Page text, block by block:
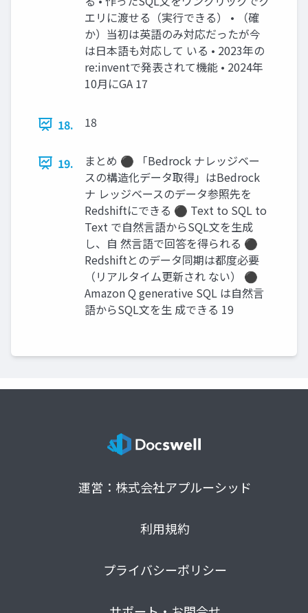
エリに渡せる（実行できる） • （確
か）当初は英語のみ対応だったが今
は日本語も対応して いる • 2023年の
re:inventで発表されて機能 • 2024年
10月にGA 17
18. 18
19.
まとめ ⚫ 「Bedrock ナレッジベー
スの構造化データ取得」はBedrock
ナ レッジベースのデータ参照先を
Redshiftにできる ⚫ Text to SQL to
Text で自然言語からSQL文を生成
し、自 然言語で回答を得られる ⚫
Redshiftとのデータ同期は都度必要
（リアルタイム更新され ない） ⚫
Amazon Q generative SQL は自然言
語からSQL文を生 成できる 19
運営：株式会社アプルーシッド
利用規約
プライバシーポリシー